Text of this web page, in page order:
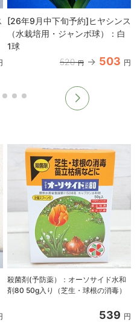
[26年9月中下旬予約]ヒヤシンス
（水栽培用・ジャンボ球）：白
1球
520 円 503 円
殺菌剤(予防薬）：オーソサイド水和
剤80 50g入り（芝生・球根の消毒）
539 円